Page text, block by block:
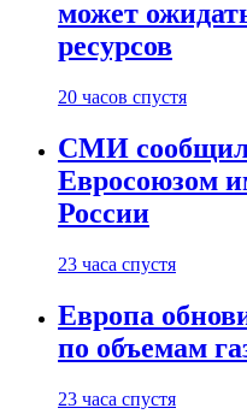
может
ресурсов
20 часов спустя
СМИ
Евросоюзом
России
23 часа спустя
Европа
по объемам
23 часа спустя